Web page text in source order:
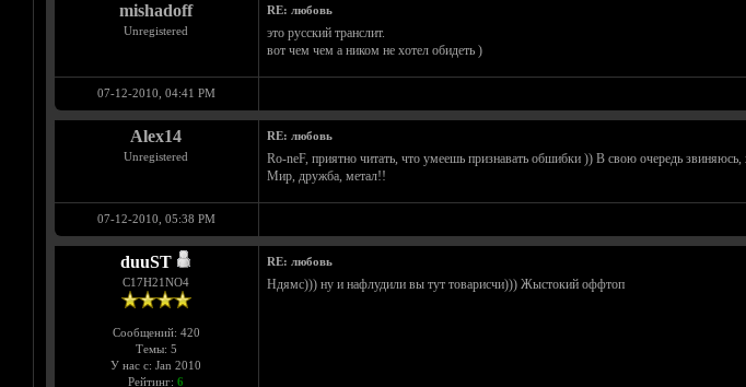
mishadoff
Unregistered
RE: любовь
это русский транслит.
вот чем чем а ником не хотел обидеть )
07-12-2010, 04:41 PM
Alex14
Unregistered
RE: любовь
Ro-neF, приятно читать, что умеешь признавать обшибки )) В свою очередь
Мир, дружба, метал!!
07-12-2010, 05:38 PM
duuST
С17H21NO4
Сообщений: 420
Темы: 5
У нас с: Jan 2010
Рейтинг: 6
RE: любовь
Ндямс))) ну и нафлудили вы тут товарисчи))) Жыстокий оффтоп